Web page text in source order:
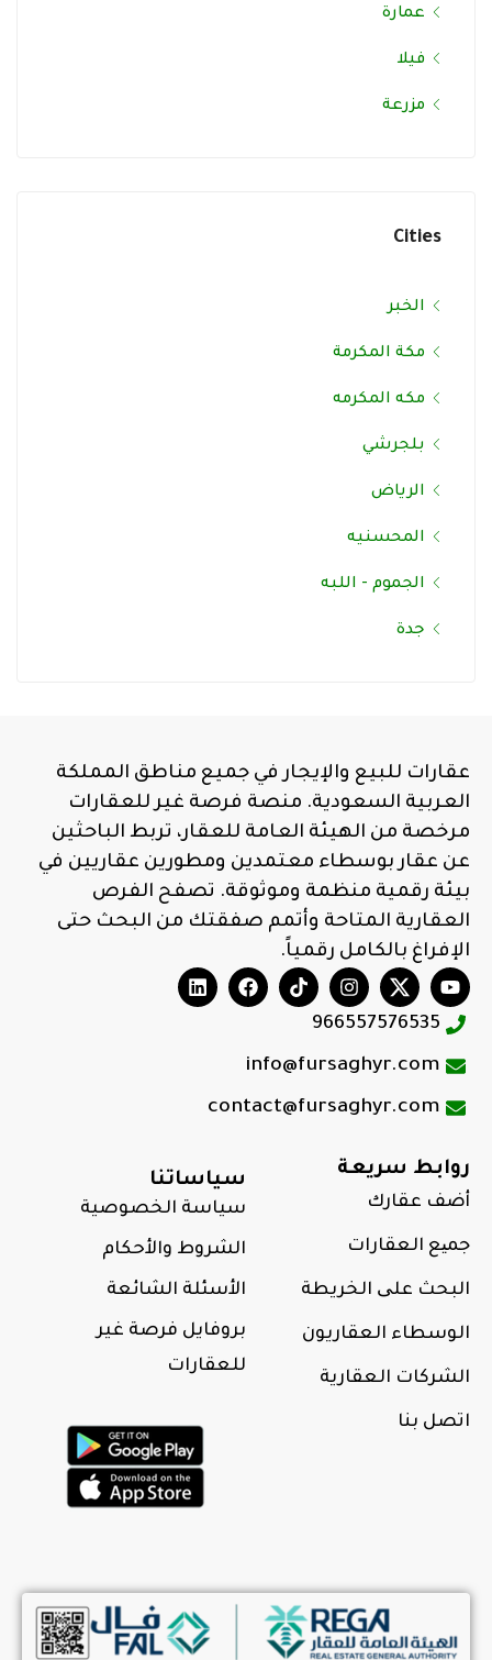
عمارة
فيلا
مزرعة
Cities
الخبر
مكة المكرمة
مكه المكرمه
بلجرشي
الرياض
المحسنيه
الجموم - اللبه
جدة
عقارات للبيع والإيجار في جميع مناطق المملكة
العربية السعودية. منصة فرصة غير للعقارات
مرخصة من الهيئة العامة للعقار، تربط الباحثين
عن عقار بوسطاء معتمدين ومطورين عقاريين في
بيئة رقمية منظمة وموثوقة. تصفح الفرص
العقارية المتاحة وأتمم صفقتك من البحث حتى
الإفراغ بالكامل رقمياً.
966557576535
info@fursaghyr.com
contact@fursaghyr.com
روابط سريعة
أضف عقارك
جمیع العقارات
البحث علی الخريطة
الوسطاء العقاريون
الشركات العقارية
اتصل بنا
سياساتنا
سياسة الخصوصية
الشروط والأحكام
الأسئلة الشائعة
بروفايل فرصة غير
للعقارات